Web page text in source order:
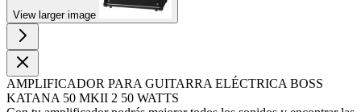
View larger image
AMPLIFICADOR PARA GUITARRA ELÉCTRICA BOSS
KATANA 50 MKII 2 50 WATTS